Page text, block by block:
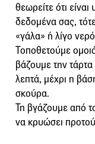
θεωρείτε ότι
δεδομένα σας,
«γάλα» ή λίγο
Τοποθετούμε
βάζουμε την
λεπτά, μέχρι η
σκούρα.
Τη βγάζουμε από
να κρυώσει